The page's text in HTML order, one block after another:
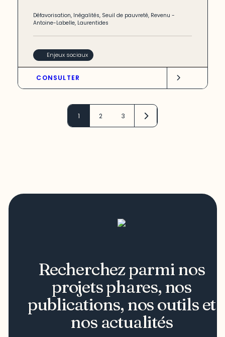
Défavorisation, Inégalités, Seuil de pauvreté, Revenu -
Antoine-Labelle, Laurentides
Enjeux sociaux
CONSULTER
1 2 3
Recherchez parmi nos
projets phares, nos
publications, nos outils et
nos actualités